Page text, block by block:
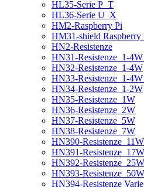
HL35-Serie P_T
HL36-Serie U_X
HM2-Raspberry Pi
HM31-shield Raspberry
HN2-Resistenze
HN31-Resistenze_1-
HN32-Resistenze_1-4W
HN33-Resistenze_1-
HN34-Resistenze_1-2W
HN35-Resistenze_1W
HN36-Resistenze_2W
HN37-Resistenze_5W
HN38-Resistenze_7W
HN390-Resistenze_11W
HN391-Resistenze_17W
HN392-Resistenze_25W
HN393-Resistenze_50W
HN394-Resistenze Varie